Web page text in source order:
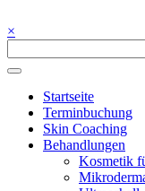
to
Blickpunkt
Kosmetik – Fußpflege
Nagold
×
Blickpunkt Schönheit
Startseite
Terminbuchung
Skin Coaching
Behandlungen
Kosmetik